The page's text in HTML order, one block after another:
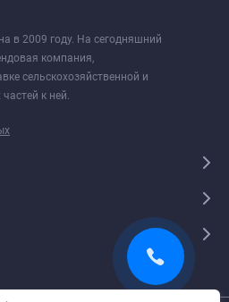
в 2009 году. На сегодняшний
компания,
сельскохозяйственной и
к ней.